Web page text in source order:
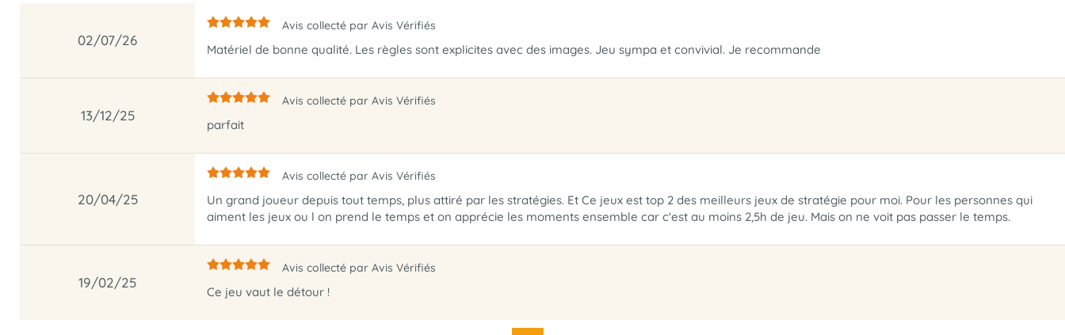
02/07/26
Avis collecté par Avis Vérifiés
Matériel de bonne qualité. Les règles sont explicites avec des images. Jeu sympa et convivial. Je recommande
13/12/25
Avis collecté par Avis Vérifiés
parfait
20/04/25
Avis collecté par Avis Vérifiés
Un grand joueur depuis tout temps, plus attiré par les stratégies. Et Ce jeux est top 2 des meilleurs jeux de stratégie pour moi. Pour les personnes qui
aiment les jeux ou l on prend le temps et on apprécie les moments ensemble car c'est au moins 2,5h de jeu. Mais on ne voit pas passer le temps.
19/02/25
Avis collecté par Avis Vérifiés
Ce jeu vaut le détour !